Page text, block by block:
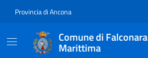
Provincia di Ancona
Comune di Falconara
Marittima